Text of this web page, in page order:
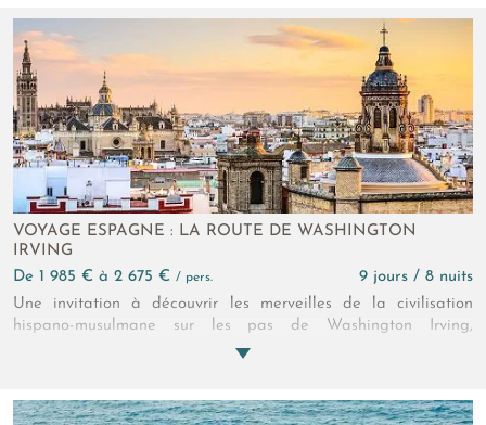
VOYAGE ESPAGNE : LA ROUTE DE WASHINGTON
IRVING
de 1 985 € à 2 675 € / pers.
9 jours / 8 nuits
Une invitation à découvrir les merveilles de la civilisation
hispano-musulmane sur les pas de Washington Irving,
diplomate et écrivain romantique new-yorkais, qui réalisa ce
et un peu de jambon « pata negra » ne seront pas de trop